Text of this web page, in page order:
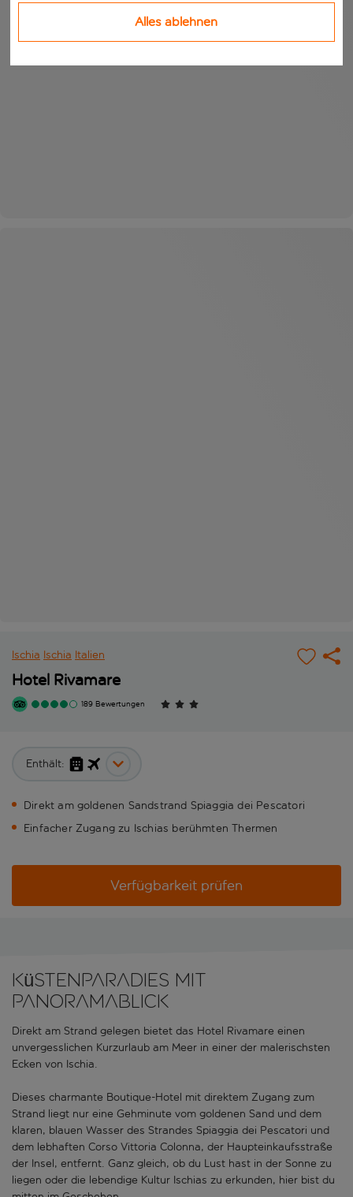
Ischia Ischia Italien
Hotel Rivamare
189 Bewertungen
Enthält:
Direkt am goldenen Sandstrand Spiaggia dei Pescatori
Einfacher Zugang zu Ischias berühmten Thermen
Verfügbarkeit prüfen
Küstenparadies mit
Panoramablick
Direkt am Strand gelegen bietet das Hotel Rivamare einen
unvergesslichen Kurzurlaub am Meer in einer der malerischsten
Ecken von Ischia.
Dieses charmante Boutique-Hotel mit direktem Zugang zum
Strand liegt nur eine Gehminute vom goldenen Sand und dem
klaren, blauen Wasser des Strandes Spiaggia dei Pescatori und
dem lebhaften Corso Vittoria Colonna, der Haupteinkaufsstraße
der Insel, entfernt. Ganz gleich, ob du Lust hast in der Sonne zu
liegen oder die lebendige Kultur Ischias zu erkunden, hier bist du
Alles ablehnen